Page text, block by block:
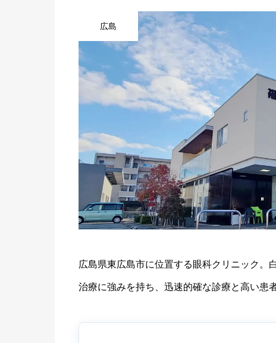
広島
広島県東広島市に位置する眼科クリニック。
治療に強みを持ち、迅速的確な診療と高い患